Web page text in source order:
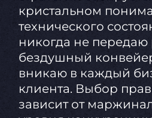
кристальном
технического
никогда не передаю
бездушный
вникаю в каждый
клиента. Выбор
зависит от